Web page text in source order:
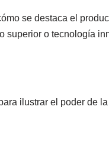
se destaca el
superior o tecnología
ilustrar el poder de